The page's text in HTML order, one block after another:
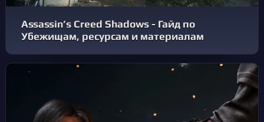
Assassin’s Creed Shadows - Гайд по
Убежищам, ресурсам и материалам